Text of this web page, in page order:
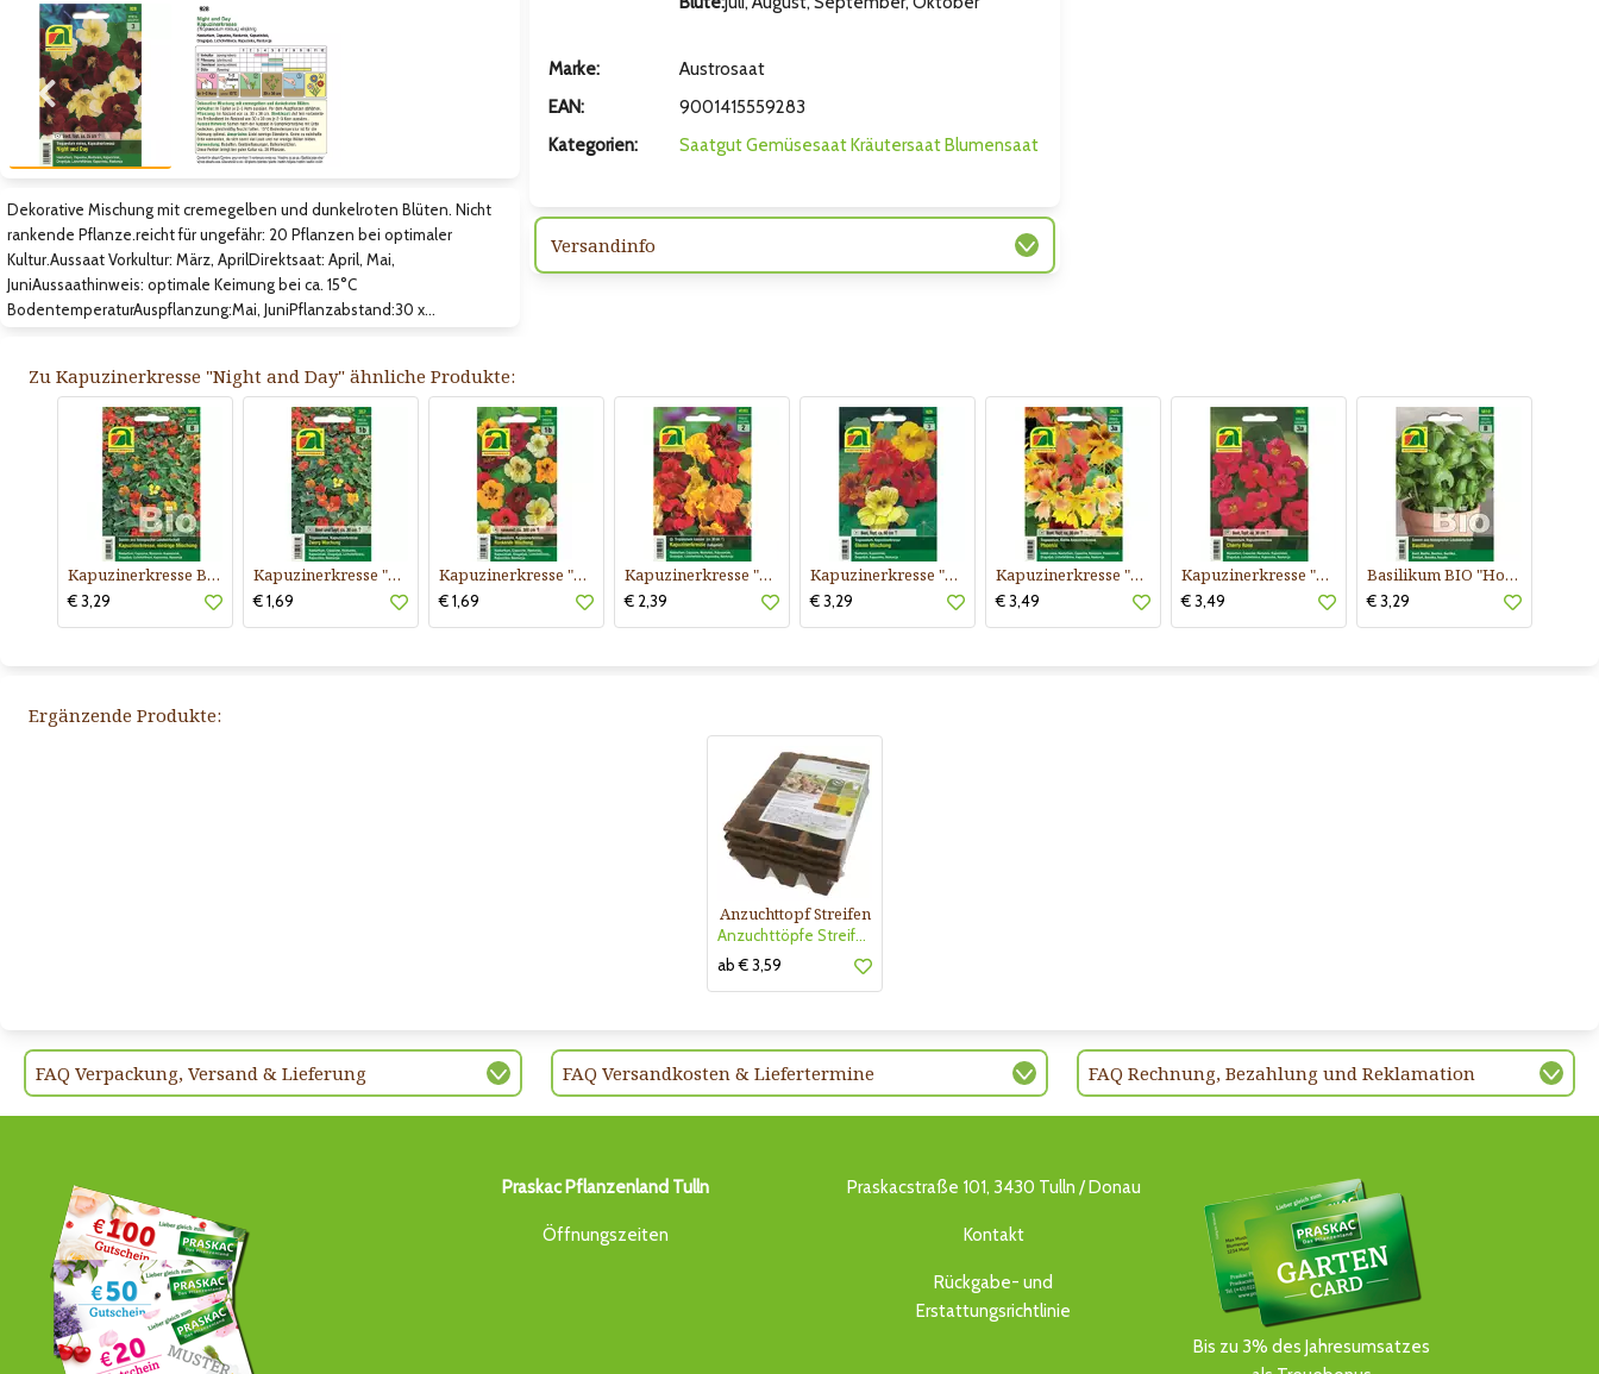
Zum vorigen Bild Zum nächsten Bild
Dekorative Mischung mit cremegelben und dunkelroten Blüten. Nicht
rankende Pflanze.reicht für ungefähr: 20 Pflanzen bei optimaler
Kultur.Aussaat Vorkultur: März, AprilDirektsaat: April, Mai,
JuniAussaathinweis: optimale Keimung bei ca. 15°C
BodentemperaturAuspflanzung:Mai, JuniPflanzabstand:30 x…
Marke:
Austrosaat
EAN:
9001415559283
Kategorien:
SaatgutGemüsesaatKräutersaatBlumensaat
Versandinfo
Zu Kapuzinerkresse "Night and Day" ähnliche Produkte:
Kapuzinerkresse BIO "Niedrige Mischung"
€ 3,29
Kapuzinerkresse "Zwerg Mischung"
€ 1,69
Kapuzinerkresse "Rankende Mischung"
€ 1,69
Kapuzinerkresse "Niedrige Mischung"
€ 2,39
Kapuzinerkresse "Gleam Mischung"
€ 3,29
Kapuzinerkresse "Phoenix"
€ 3,49
Kapuzinerkresse "Cherry Rose"
€ 3,49
Basilikum BIO "Hohes Grünes"
€ 3,29
Ergänzende Produkte:
Anzuchttopf Streifen
Anzuchttöpfe Streifen 6cm
ab € 3,59
FAQ Verpackung, Versand & Lieferung FAQ Versandkosten & Liefertermine FAQ Rechnung, Bezahlung und Reklamation
Praskac Pflanzenland Tulln
Öffnungszeiten
Praskacstraße 101, 3430 Tulln / Donau
Kontakt
Rückgabe- und
Erstattungsrichtlinie
Bis zu 3% des Jahresumsatzes